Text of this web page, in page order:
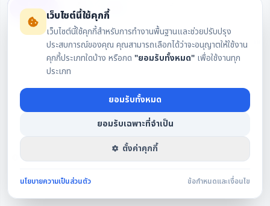
ทั้งหมด
ซื้อ ขาย
วันที่ทำรายการ แบบ จำนวนหุ้น ราคา ชื่อผู้รายงาน
ไม่พบรายการในช่วงที่เลือก
รายงานตามมาตรา 59 แห่ง พ.ร.บ. หลักทรัพย์ฯ · ข้อมูลอ้างอิงจากสำนักงาน ก.ล.ต.
เว็บไซต์นี้ใช้คุกกี้
เว็บไซต์นี้ใช้คุกกี้สำหรับการทำงานพื้นฐานและช่วยปรับปรุง
ประสบการณ์ของคุณ คุณสามารถเลือกได้ว่าจะอนุญาตให้ใช้งาน
คุกกี้ประเภทใดบ้าง หรือกด "ยอมรับทั้งหมด" เพื่อใช้งานทุก
ประเภท
ยอมรับทั้งหมด
ยอมรับเฉพาะที่จำเป็น
ตั้งค่าคุกกี้
นโยบายความเป็นส่วนตัว ข้อกำหนดและเงื่อนไข